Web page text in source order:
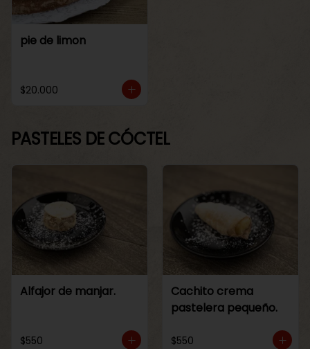
pie de limon
$20.000
PASTELES DE CÓCTEL
Alfajor de manjar.
$550
Cachito crema
pastelera pequeño.
$550